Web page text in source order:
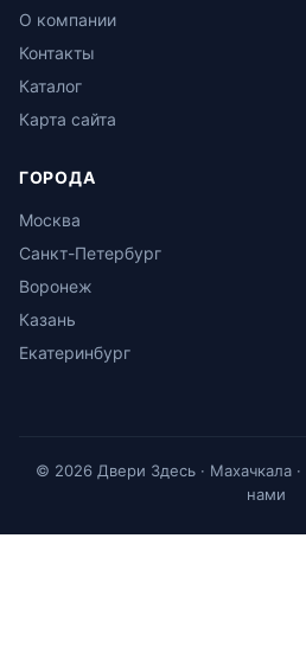
О компании
Контакты
Каталог
Карта сайта
ГОРОДА
Москва
Санкт-Петербург
Воронеж
Казань
Екатеринбург
© 2026 Двери Здесь · Махачкала ·
нами